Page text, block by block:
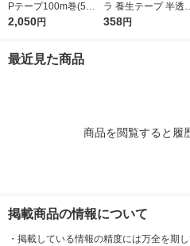
Pテープ100m巻(5巻
入り) 1箱(50巻:5巻入
2,050円
ラ 養生テープ 半透
50mm×25m YN25R
358円
最近見た商品
商品を閲覧すると履
掲載商品の情報について
・ 掲載している情報の精度には万全を期